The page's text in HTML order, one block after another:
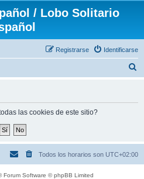
/ Lobo Solitario
Identificarse
Registrarse
las cookies de este sitio?
Todos los horarios son UTC+02:00
Forum Software © phpBB Limited